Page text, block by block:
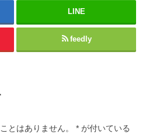
LINE
feedly
とはありません。 * が付いている